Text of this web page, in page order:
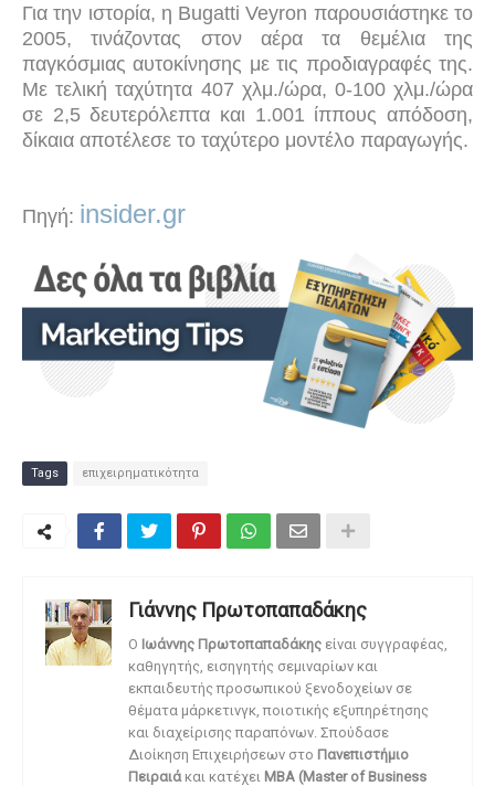
Για την ιστορία, η Bugatti Veyron παρουσιάστηκε το
2005, τινάζοντας στον αέρα τα θεμέλια της
παγκόσμιας αυτοκίνησης με τις προδιαγραφές της.
Με τελική ταχύτητα 407 χλμ./ώρα, 0-100 χλμ./ώρα
σε 2,5 δευτερόλεπτα και 1.001 ίππους απόδοση,
δίκαια αποτέλεσε το ταχύτερο μοντέλο παραγωγής.
Πηγή: insider.gr
Tags επιχειρηματικότητα
Γιάννης Πρωτοπαπαδάκης
O Ιωάννης Πρωτοπαπαδάκης είναι συγγραφέας,
καθηγητής, εισηγητής σεμιναρίων και
εκπαιδευτής προσωπικού ξενοδοχείων σε
θέματα μάρκετινγκ, ποιοτικής εξυπηρέτησης
και διαχείρισης παραπόνων. Σπούδασε
Διοίκηση Επιχειρήσεων στο Πανεπιστήμιο
Πειραιά και κατέχει MBA (Master of Business